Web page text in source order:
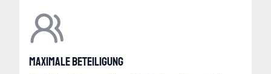
Maximale Beteiligung